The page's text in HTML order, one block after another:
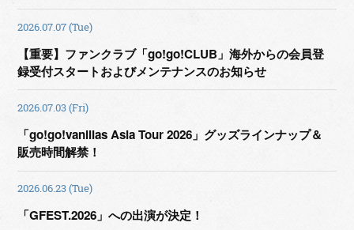
2026.07.07 (Tue)
【重要】ファンクラブ「go!go!CLUB」海外からの会員登
録受付スタートおよびメンテナンスのお知らせ
2026.07.03 (Fri)
「go!go!vanillas Asia Tour 2026」グッズラインナップ＆
販売時間解禁！
2026.06.23 (Tue)
「GFEST.2026」への出演が決定！